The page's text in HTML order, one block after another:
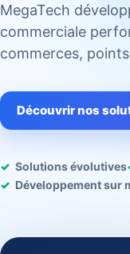
MegaTech
commerciale
commerces,
Découvrir nos
Solutions évolutives
Développement sur